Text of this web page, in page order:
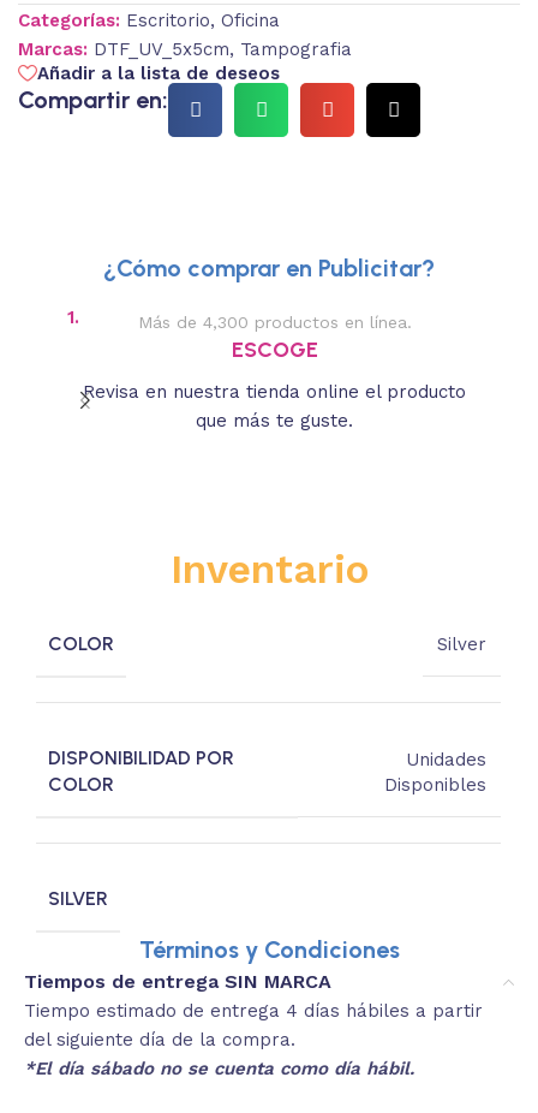
Categorías: Escritorio, Oficina
Marcas: DTF_UV_5x5cm, Tampografia
Añadir a la lista de deseos
Compartir en:
¿Cómo comprar en Publicitar?
1. Más de 4,300 productos en línea.
ESCOGE
Revisa en nuestra tienda online el producto
que más te guste.
Inventario
COLOR Silver
DISPONIBILIDAD POR
COLOR
Unidades
Disponibles
SILVER
Términos y Condiciones
Tiempos de entrega SIN MARCA
Tiempo estimado de entrega 4 días hábiles a partir
del siguiente día de la compra.
*El día sábado no se cuenta como día hábil.